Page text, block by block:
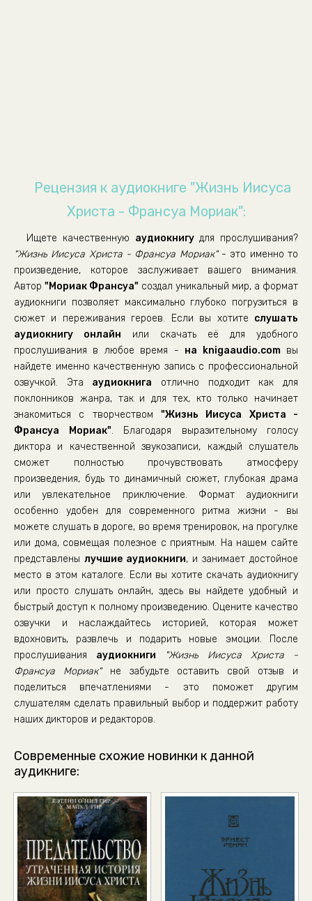
Жизнь Иисуса Христа
Жизнь Иисуса Христа
Жизнь Иисуса Христа
Жизнь Иисуса Христа
Жизнь Иисуса Христа
Жизнь Иисуса Христа
Жизнь Иисуса Христа
Жизнь Иисуса Христа
Жизнь Иисуса Христа
Жизнь Иисуса Христа
Жизнь Иисуса Христа
Жизнь Иисуса Христа
Жизнь Иисуса Христа
Жизнь Иисуса Христа
Жизнь Иисуса Христа
Жизнь Иисуса Христа
Жизнь Иисуса Христа
Жизнь Иисуса Христа
Жизнь Иисуса Христа
Жизнь Иисуса Христа
Жизнь Иисуса Христа
Жизнь Иисуса Христа
Жизнь Иисуса Христа
Жизнь Иисуса Христа
Жизнь Иисуса Христа
Жизнь Иисуса Христа
Жизнь Иисуса Христа
Жизнь Иисуса Христа
Рецензия к аудиокниге "Жизнь Иисуса
Христа - Франсуа Мориак":
Ищете качественную аудиокнигудля прослушивания?
"Жизнь Иисуса Христа - Франсуа Мориак"- это именно то
произведение, которое заслуживает вашего внимания.
Автор "Мориак Франсуа" создал уникальный мир, а формат
аудиокниги позволяет максимально глубоко погрузиться в
сюжет и переживания героев. Если вы хотите слушать
аудиокнигу онлайн или скачать её для удобного
прослушивания в любое время - на knigaaudio.comвы
найдете именно качественную запись с профессиональной
озвучкой. Эта аудиокнига отлично подходит как для
поклонников жанра, так и для тех, кто только начинает
знакомиться с творчеством "Жизнь Иисуса Христа -
Франсуа Мориак". Благодаря выразительному голосу
диктора и качественной звукозаписи, каждый слушатель
сможет полностью прочувствовать атмосферу
произведения, будь то динамичный сюжет, глубокая драма
или увлекательное приключение. Формат аудиокниги
особенно удобен для современного ритма жизни - вы
можете слушать в дороге, во время тренировок, на прогулке
или дома, совмещая полезное с приятным. На нашем сайте
представлены лучшие аудиокниги, и занимает достойное
место в этом каталоге. Если вы хотите скачать аудиокнигу
или просто слушать онлайн, здесь вы найдете удобный и
быстрый доступ к полному произведению. Оцените качество
озвучки и наслаждайтесь историей, которая может
вдохновить, развлечь и подарить новые эмоции. После
прослушивания аудиокниги
"Жизнь Иисуса Христа -
Франсуа Мориак"не забудьте оставить свой отзыв и
поделиться впечатлениями - это поможет другим
слушателям сделать правильный выбор и поддержит работу
наших дикторов и редакторов.
Современные схожие новинки к данной
аудикниге: